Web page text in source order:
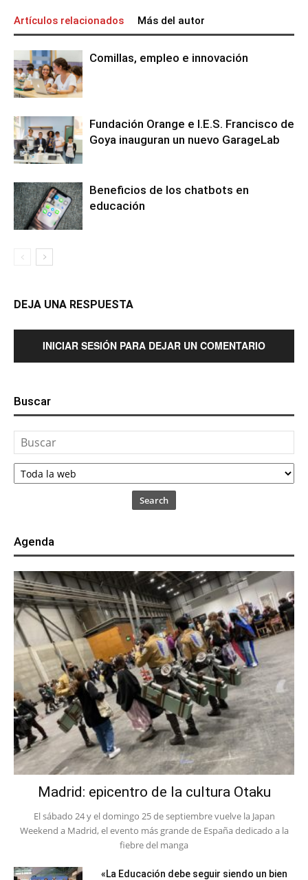
Artículos relacionados Más del autor
Comillas, empleo e innovación
Fundación Orange e I.E.S. Francisco de
Goya inauguran un nuevo GarageLab
Beneficios de los chatbots en
educación
DEJA UNA RESPUESTA
INICIAR SESIÓN PARA DEJAR UN COMENTARIO
Buscar
Search
Agenda
Madrid: epicentro de la cultura Otaku
El sábado 24 y el domingo 25 de septiembre vuelve la Japan
Weekend a Madrid, el evento más grande de España dedicado a la
fiebre del manga
«La Educación debe seguir siendo un bien